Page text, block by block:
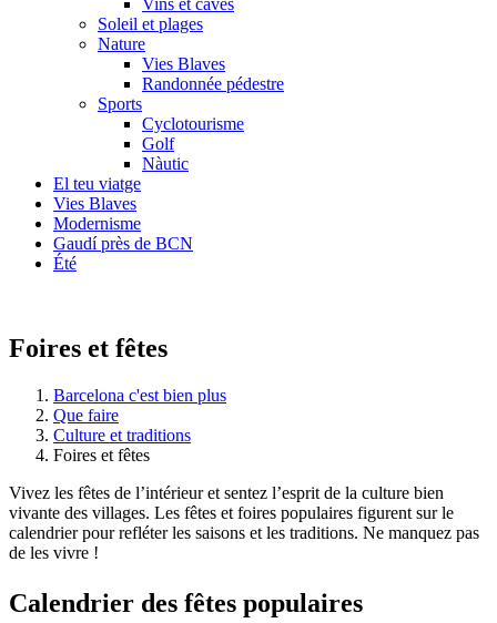
Vins et caves
Soleil et plages
Nature
Vies Blaves
Randonnée pédestre
Sports
Cyclotourisme
Golf
Nàutic
El teu viatge
Vies Blaves
Modernisme
Gaudí près de BCN
Été
Foires et fêtes
Barcelona c'est bien plus
Que faire
Culture et traditions
Foires et fêtes
Vivez les fêtes de l’intérieur et sentez l’esprit de la culture bien
vivante des villages. Les fêtes et foires populaires figurent sur le
calendrier pour refléter les saisons et les traditions. Ne manquez pas
de les vivre !
Calendrier des fêtes populaires